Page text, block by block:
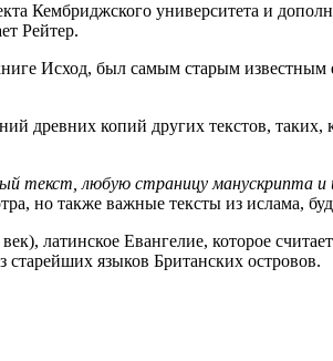
Кембриджского университета и
Рейтер.
Исход, был самым старым
древних копий других текстов,
текст, любую страницу манускрипта и
но также важные тексты из ислама,
латинское Евангелие, которое
языков Британских островов.